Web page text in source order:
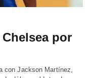
por
con Jackson Martínez,